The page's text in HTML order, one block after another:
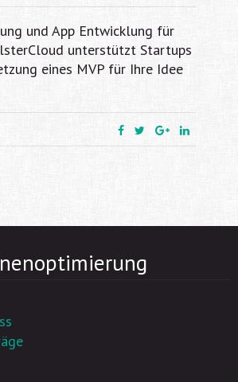
und App Entwicklung für
unterstützt Startups
eines MVP für Ihre Idee